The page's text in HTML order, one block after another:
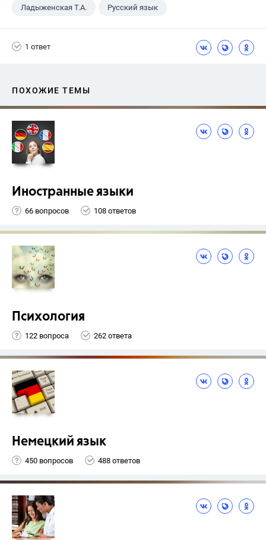
Ладыженская Т.А. Русский язык
1 ответ
ПОХОЖИЕ ТЕМЫ
Иностранные языки
66 вопросов 108 ответов
Психология
122 вопроса 262 ответа
Немецкий язык
450 вопросов 488 ответов